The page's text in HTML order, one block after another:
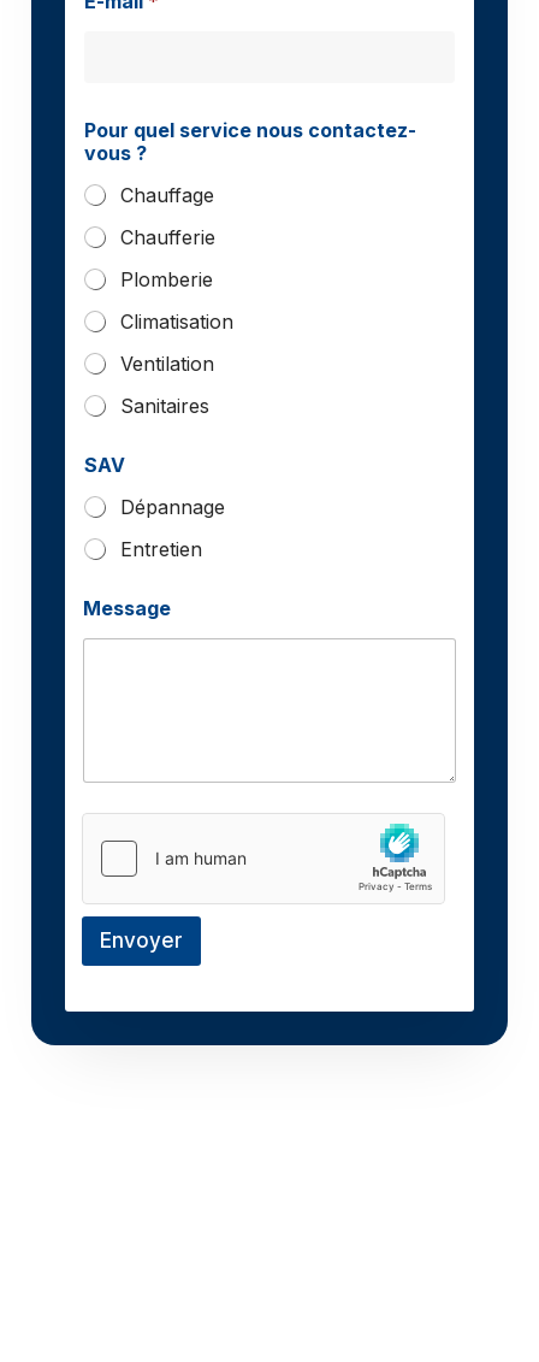
Pour quel service nous contactez-
vous ?
Chauffage
Chaufferie
Plomberie
Climatisation
Ventilation
Sanitaires
SAV
Dépannage
Entretien
Message
Envoyer